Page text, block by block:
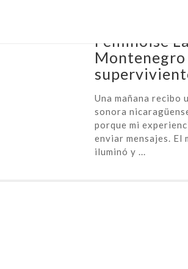
Feminoise
Una mañana recibo
sonora
porque mi
enviar mensajes. El
iluminó y ...